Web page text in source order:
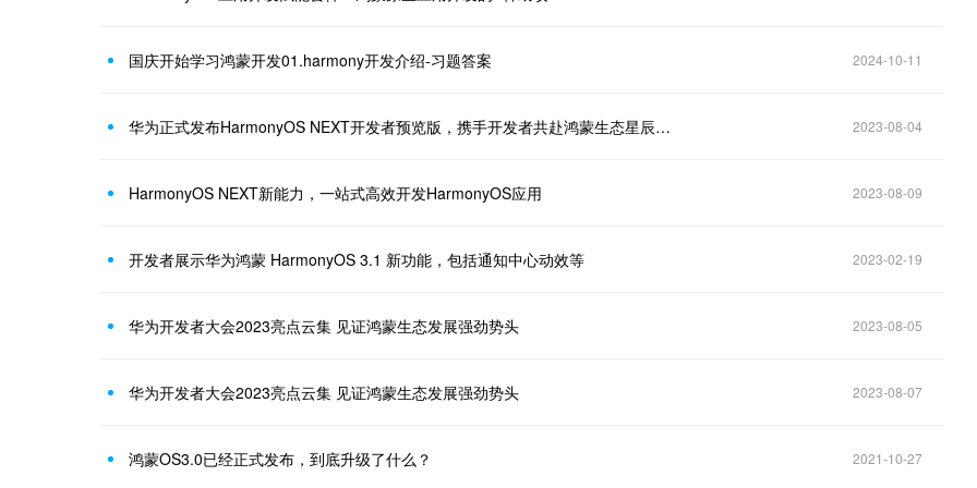
国庆开始学习鸿蒙开发01.harmony开发介绍-习题答案 2024-10-11
华为正式发布HarmonyOS NEXT开发者预览版，携手开发者共赴鸿蒙生态星辰大海 2023-08-04
HarmonyOS NEXT新能力，一站式高效开发HarmonyOS应用 2023-08-09
开发者展示华为鸿蒙 HarmonyOS 3.1 新功能，包括通知中心动效等 2023-02-19
华为开发者大会2023亮点云集 见证鸿蒙生态发展强劲势头 2023-08-05
华为开发者大会2023亮点云集 见证鸿蒙生态发展强劲势头 2023-08-07
鸿蒙OS3.0已经正式发布，到底升级了什么？ 2021-10-27